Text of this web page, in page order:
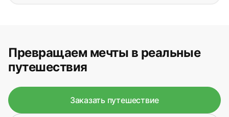
Превращаем мечты в реальные
путешествия
Заказать путешествие